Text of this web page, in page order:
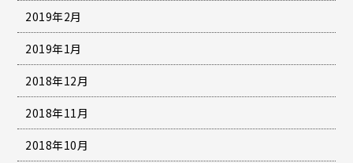
2019年2月
2019年1月
2018年12月
2018年11月
2018年10月